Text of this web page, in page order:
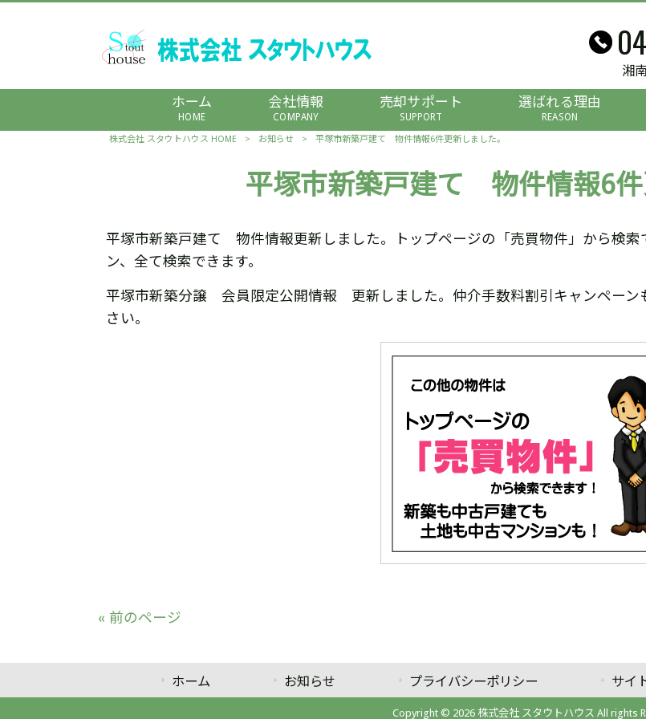
湘
ホーム
HOME
会社情報
COMPANY
売却サポート
SUPPORT
選ばれる理由
REASON
株式会社 スタウトハウス HOME > お知らせ > 平塚市新築戸建て 物件情報6件更新しました。
平塚市新築戸建て 物件情報6件
平塚市新築戸建て 物件情報更新しました。トップページの「売買物件」から検索
ン、全て検索できます。
平塚市新築分譲 会員限定公開情報 更新しました。仲介手数料割引キャンペーン
さい。
« 前のページ
ホーム お知らせ プライバシーポリシー サイ
Copyright © 2026 株式会社 スタウトハウス All rights